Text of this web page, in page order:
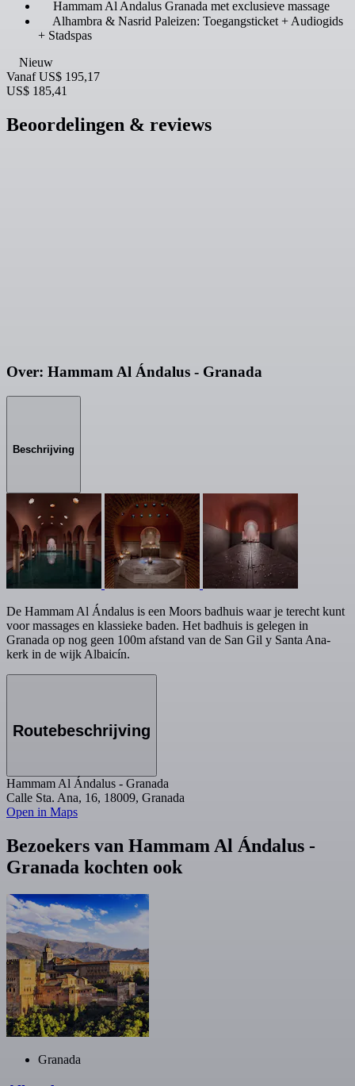
Hammam Al Andalus Granada met exclusieve massage
Alhambra & Nasrid Paleizen: Toegangsticket + Audiogids
+ Stadspas
Nieuw
Vanaf US$ 195,17
US$ 185,41
Beoordelingen & reviews
Over: Hammam Al Ándalus - Granada
Beschrijving
De Hammam Al Ándalus is een Moors badhuis waar je terecht kunt
voor massages en klassieke baden. Het badhuis is gelegen in
Granada op nog geen 100m afstand van de San Gil y Santa Ana-
kerk in de wijk Albaicín.
Routebeschrijving
Hammam Al Ándalus - Granada
Calle Sta. Ana, 16, 18009, Granada
Open in Maps
Bezoekers van Hammam Al Ándalus -
Granada kochten ook
Granada